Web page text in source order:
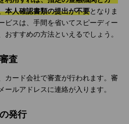
本人確認書類の提出が不要となりま
ビスは、手間を省いてスピーディー
おすすめの方法といえるでしょう。
査
カード会社で審査が行われます。審
ールアドレスに連絡が入ります。
発行